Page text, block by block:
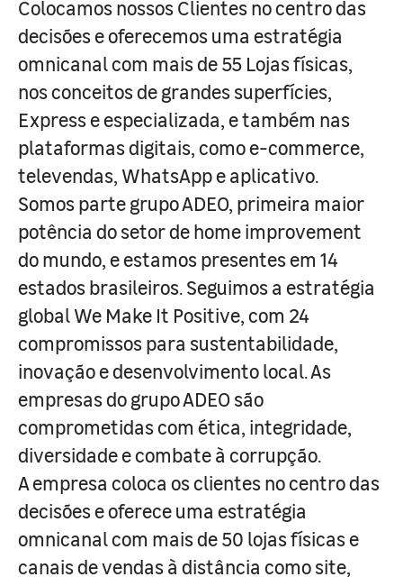
Colocamos nossos Clientes no centro das
decisões e oferecemos uma estratégia
omnicanal com mais de 55 Lojas físicas,
nos conceitos de grandes superfícies,
Express e especializada, e também nas
plataformas digitais, como e-commerce,
televendas, WhatsApp e aplicativo.
Somos parte grupo ADEO, primeira maior
potência do setor de home improvement
do mundo, e estamos presentes em 14
estados brasileiros. Seguimos a estratégia
global We Make It Positive, com 24
compromissos para sustentabilidade,
inovação e desenvolvimento local. As
empresas do grupo ADEO são
comprometidas com ética, integridade,
diversidade e combate à corrupção.
A empresa coloca os clientes no centro das
decisões e oferece uma estratégia
omnicanal com mais de 50 lojas físicas e
canais de vendas à distância como site,